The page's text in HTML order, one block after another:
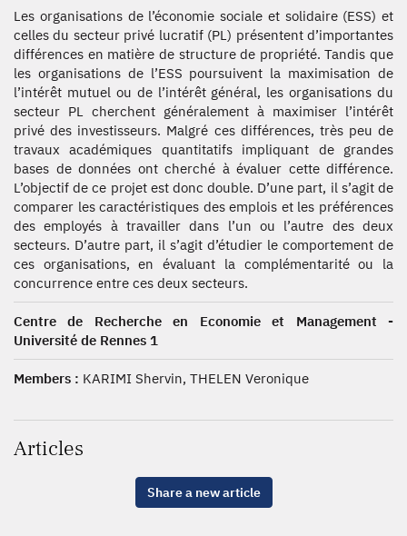
Les organisations de l’économie sociale et solidaire (ESS) et
celles du secteur privé lucratif (PL) présentent d’importantes
différences en matière de structure de propriété. Tandis que
les organisations de l’ESS poursuivent la maximisation de
l’intérêt mutuel ou de l’intérêt général, les organisations du
secteur PL cherchent généralement à maximiser l’intérêt
privé des investisseurs. Malgré ces différences, très peu de
travaux académiques quantitatifs impliquant de grandes
bases de données ont cherché à évaluer cette différence.
L’objectif de ce projet est donc double. D’une part, il s’agit de
comparer les caractéristiques des emplois et les préférences
des employés à travailler dans l’un ou l’autre des deux
secteurs. D’autre part, il s’agit d’étudier le comportement de
ces organisations, en évaluant la complémentarité ou la
concurrence entre ces deux secteurs.
Centre de Recherche en Economie et Management -
Université de Rennes 1
Members : KARIMI Shervin, THELEN Veronique
Articles
Share a new article